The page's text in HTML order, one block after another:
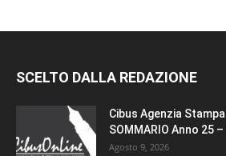
SCELTO DALLA REDAZIONE
Cibus Agenzia
SOMMARIO Anno 25
Agosto 9, 2026